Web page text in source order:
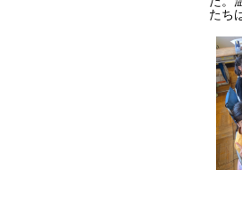
たち